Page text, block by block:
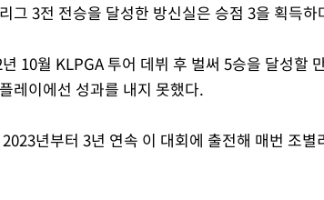
그 3전 전승을 달성한 방신실은 승점 3을 획득
10월 KLPGA 투어 데뷔 후 벌써 5승을 달성할
레이에선 성과를 내지 못했다.
년부터 3년 연속 이 대회에 출전해 매번 조